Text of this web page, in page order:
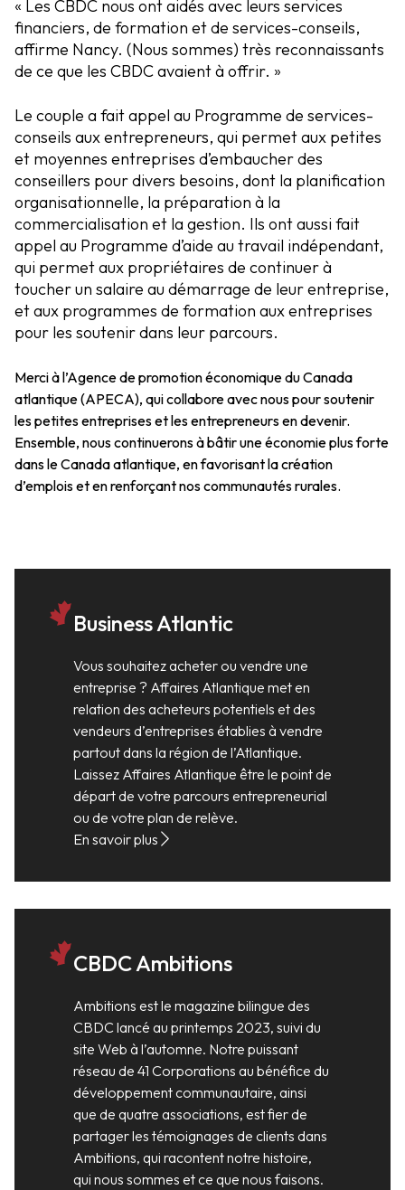
« Les CBDC nous ont aidés avec leurs services
financiers, de formation et de services-conseils,
affirme Nancy. (Nous sommes) très reconnaissants
de ce que les CBDC avaient à offrir. »
Le couple a fait appel au Programme de services-
conseils aux entrepreneurs, qui permet aux petites
et moyennes entreprises d’embaucher des
conseillers pour divers besoins, dont la planification
organisationnelle, la préparation à la
commercialisation et la gestion. Ils ont aussi fait
appel au Programme d’aide au travail indépendant,
qui permet aux propriétaires de continuer à
toucher un salaire au démarrage de leur entreprise,
et aux programmes de formation aux entreprises
pour les soutenir dans leur parcours.
Merci à l’Agence de promotion économique du Canada
atlantique (APECA), qui collabore avec nous pour soutenir
les petites entreprises et les entrepreneurs en devenir.
Ensemble, nous continuerons à bâtir une économie plus forte
dans le Canada atlantique, en favorisant la création
d’emplois et en renforçant nos communautés rurales.
Business Atlantic
Vous souhaitez acheter ou vendre une
entreprise ? Affaires Atlantique met en
relation des acheteurs potentiels et des
vendeurs d’entreprises établies à vendre
partout dans la région de l’Atlantique.
Laissez Affaires Atlantique être le point de
départ de votre parcours entrepreneurial
ou de votre plan de relève.
En savoir plus
CBDC Ambitions
Ambitions est le magazine bilingue des
CBDC lancé au printemps 2023, suivi du
site Web à l’automne. Notre puissant
réseau de 41 Corporations au bénéfice du
développement communautaire, ainsi
que de quatre associations, est fier de
partager les témoignages de clients dans
Ambitions, qui racontent notre histoire,
qui nous sommes et ce que nous faisons.